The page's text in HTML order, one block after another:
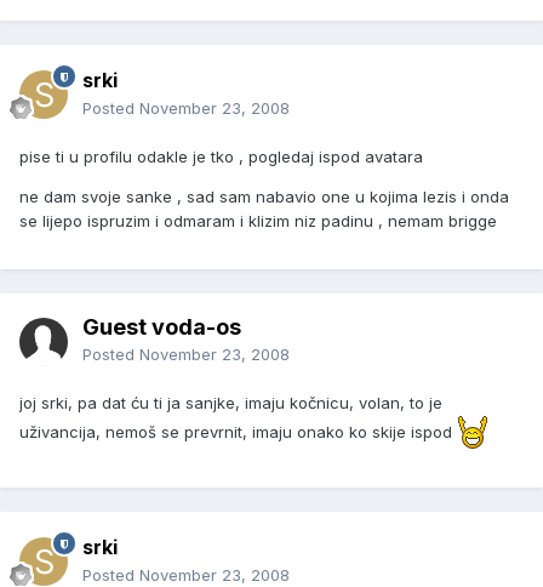
srki
Posted November 23, 2008
pise ti u profilu odakle je tko , pogledaj ispod avatara
ne dam svoje sanke , sad sam nabavio one u kojima lezis i onda
se lijepo ispruzim i odmaram i klizim niz padinu , nemam brigge
Guest voda-os
Posted November 23, 2008
joj srki, pa dat ću ti ja sanjke, imaju kočnicu, volan, to je
uživancija, nemoš se prevrnit, imaju onako ko skije ispod
srki
Posted November 23, 2008